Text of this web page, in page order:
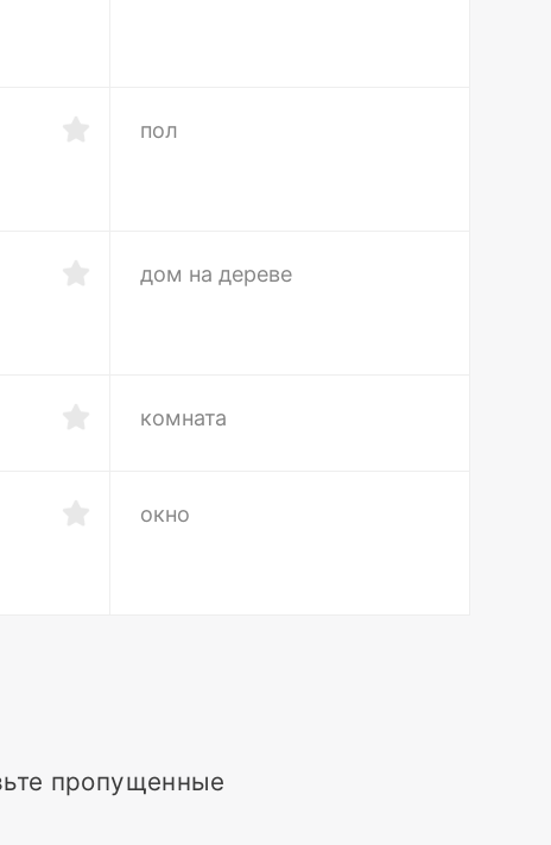
пол
дом на дереве
комната
окно
пропущенные